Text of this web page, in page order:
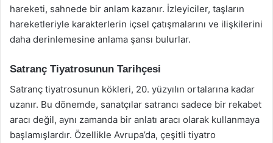
hareketi, sahnede bir anlam kazanır. İzleyiciler, taşların
hareketleriyle karakterlerin içsel çatışmalarını ve ilişkilerini
daha derinlemesine anlama şansı bulurlar.
Satranç Tiyatrosunun Tarihçesi
Satranç tiyatrosunun kökleri, 20. yüzyılın ortalarına kadar
uzanır. Bu dönemde, sanatçılar satrancı sadece bir rekabet
aracı değil, aynı zamanda bir anlatı aracı olarak kullanmaya
başlamışlardır. Özellikle Avrupa’da, çeşitli tiyatro